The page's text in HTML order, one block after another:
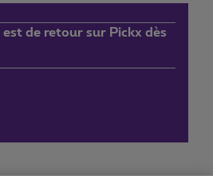
de retour sur Pickx dès